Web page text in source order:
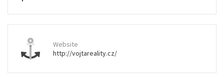
Website
http://vojtareality.cz/